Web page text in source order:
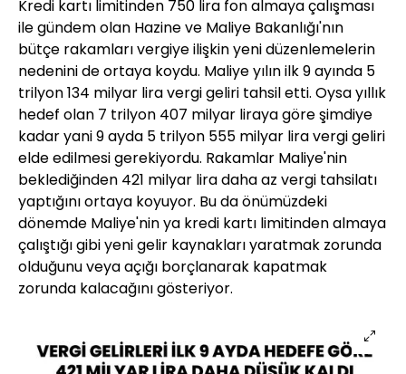
Kredi kartı limitinden 750 lira fon almaya çalışması
ile gündem olan Hazine ve Maliye Bakanlığı'nın
bütçe rakamları vergiye ilişkin yeni düzenlemelerin
nedenini de ortaya koydu. Maliye yılın ilk 9 ayında 5
trilyon 134 milyar lira vergi geliri tahsil etti. Oysa yıllık
hedef olan 7 trilyon 407 milyar liraya göre şimdiye
kadar yani 9 ayda 5 trilyon 555 milyar lira vergi geliri
elde edilmesi gerekiyordu. Rakamlar Maliye'nin
beklediğinden 421 milyar lira daha az vergi tahsilatı
yaptığını ortaya koyuyor. Bu da önümüzdeki
dönemde Maliye'nin ya kredi kartı limitinden almaya
çalıştığı gibi yeni gelir kaynakları yaratmak zorunda
olduğunu veya açığı borçlanarak kapatmak
zorunda kalacağını gösteriyor.